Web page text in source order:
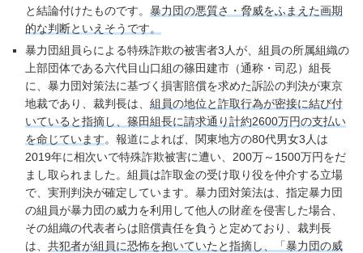
と結論付けたものです。暴力団の悪質さ・脅威をふまえた画期
的な判断といえそうです。
暴力団組員らによる特殊詐欺の被害者3人が、組員の所属組織の
上部団体である六代目山口組の篠田建市（通称・司忍）組長
に、暴力団対策法に基づく損害賠償を求めた訴訟の判決が東京
地裁であり、裁判長は、組員の地位と詐取行為が密接に結び付
いていると指摘し、篠田組長に請求通り計約2600万円の支払い
を命じています。報道によれば、関東地方の80代男女3人は
2019年に相次いで特殊詐欺被害に遭い、200万～1500万円をだ
まし取られました。組員は詐取金の受け取り役を仲介する立場
で、実刑判決が確定しています。暴力団対策法は、指定暴力団
の組員が暴力団の威力を利用して他人の財産を侵害した場合、
その組織の代表者らは賠償責任を負うと定めており、裁判長
は、共犯者が組員に恐怖を抱いていたと指摘し、「暴力団の威